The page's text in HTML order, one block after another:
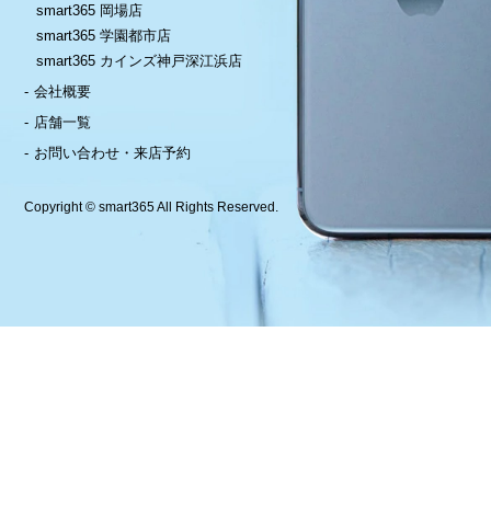
smart365 岡場店
smart365 学園都市店
smart365 カインズ神戸深江浜店
会社概要
店舗一覧
お問い合わせ・来店予約
Copyright © smart365 All Rights Reserved.